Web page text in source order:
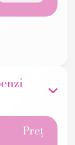
–
Preț